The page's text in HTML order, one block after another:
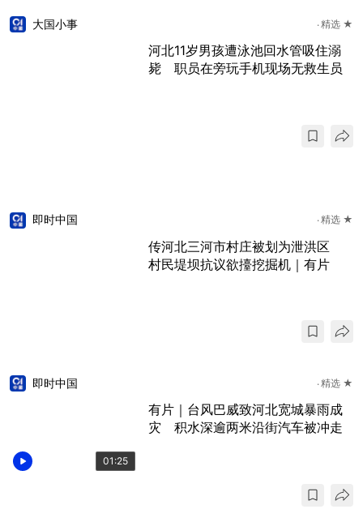
大国小事 精选 ★
河北11岁男孩遭泳池回水管吸住溺
毙 职员在旁玩手机现场无救生员
即时中国 精选 ★
传河北三河市村庄被划为泄洪区
村民堤坝抗议欲擡挖掘机｜有片
01:25
即时中国 精选 ★
有片｜台风巴威致河北宽城暴雨成
灾 积水深逾两米沿街汽车被冲走